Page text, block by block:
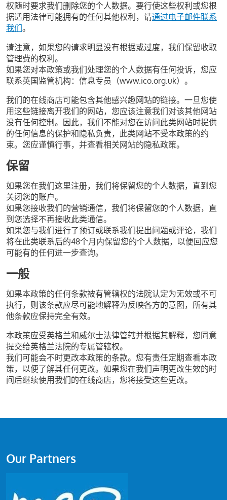
权随时要求我们删除您的个人数据。要行使这些权利或您根
据适用法律可能拥有的任何其他权利，请通过电子邮件联系
我们。
请注意，如果您的请求明显没有根据或过度，我们保留收取
管理费的权利。
如果您对本政策或我们处理您的个人数据有任何投诉，您应
联系英国监管机构：信息专员（www.ico.org.uk）。
我们的在线商店可能包含其他感兴趣网站的链接。一旦您使
用这些链接离开我们的网站，您应该注意我们对该其他网站
没有任何控制。因此，我们不能对您在访问此类网站时提供
的任何信息的保护和隐私负责，此类网站不受本政策的约
束。您应谨慎行事，并查看相关网站的隐私政策。
保留
如果您在我们这里注册，我们将保留您的个人数据，直到您
关闭您的账户。
如果您接收我们的营销通信，我们将保留您的个人数据，直
到您选择不再接收此类通信。
如果您与我们进行了预订或联系我们提出问题或评论，我们
将在此类联系后的48个月内保留您的个人数据，以便回应您
可能有的任何进一步查询。
一般
如果本政策的任何条款被有管辖权的法院认定为无效或不可
执行，则该条款应尽可能地解释为反映各方的意图，所有其
他条款应保持完全有效。
本政策应受英格兰和威尔士法律管辖并根据其解释，您同意
提交给英格兰法院的专属管辖权。
我们可能会不时更改本政策的条款。您有责任定期查看本政
策，以便了解其任何更改。如果您在我们声明更改生效的时
间后继续使用我们的在线商店，您将接受这些更改。
Our Partners